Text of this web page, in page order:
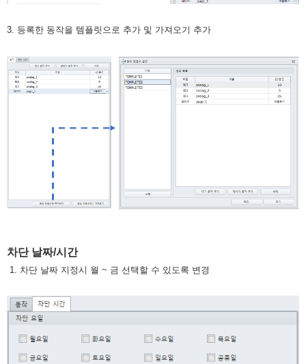
3. 등록한 동작을 템플릿으로 추가 및 가져오기 추가
차단 날짜/시간
1. 차단 날짜 지정시 월 ~ 금 선택할 수 있도록 변경